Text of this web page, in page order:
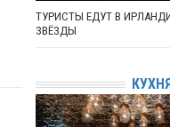
ТУРИСТЫ ЕДУТ В
ЗВЁЗДЫ